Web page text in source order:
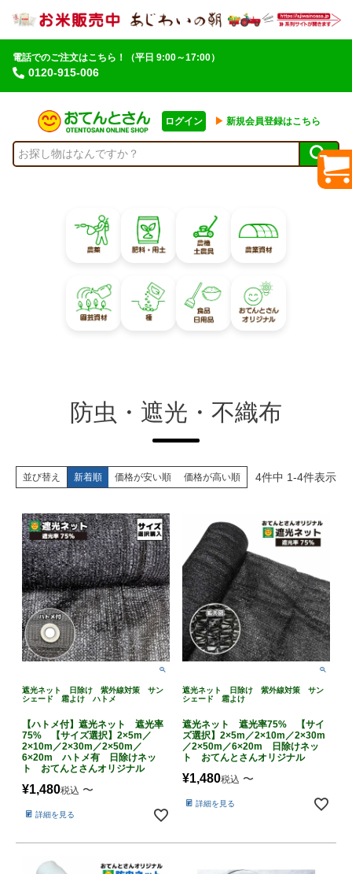
電話でのご注文はこちら！
0120-915-006
（平日 9:00～17:00）
ログイン ▶︎ 新規会員登録はこちら
防虫・遮光・不織布
並び替え 新着順 価格が安い順 価格が高い順 4件中 1-4件表示
遮光ネット 日除け 紫外線対策 サン
シェード 霜よけ ハトメ
【ハトメ付】遮光ネット 遮光率
75% 【サイズ選択】2×5m／
2×10m／2×30m／2×50m／
6×20m ハトメ有 日除けネッ
ト おてんとさんオリジナル
¥1,480税込 〜
詳細を見る
遮光ネット 日除け 紫外線対策 サン
シェード 霜よけ
遮光ネット 遮光率75% 【サイ
ズ選択】2×5m／2×10m／2×30m
／2×50m／6×20m 日除けネッ
ト おてんとさんオリジナル
¥1,480税込 〜
詳細を見る